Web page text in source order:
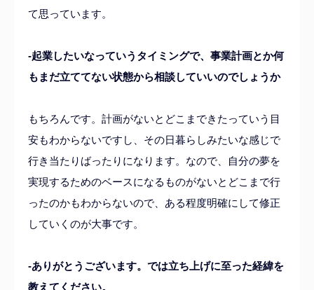
て思っています。
-起業したいなっていうタイミングで、事業計画とか何
もまだ立ててない状態から相談していいのでしょうか
もちろんです。計画がないとどこまできたっていう目
安もわからないですし、 その日暮らしみたいな感じで
行き当たりばったりになります。なので、自分の夢を
実現するためのベースになるものがないとどこまで行
ったのかもわからないので、ある程度明確にして修正
していくのが大事です。
-ありがとうございます。では立ち上げに至った経緯を
教えてください。